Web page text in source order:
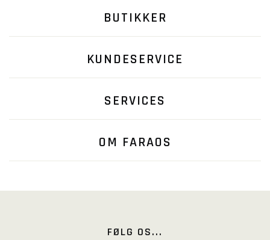
BUTIKKER
KUNDESERVICE
SERVICES
OM FARAOS
FØLG OS...